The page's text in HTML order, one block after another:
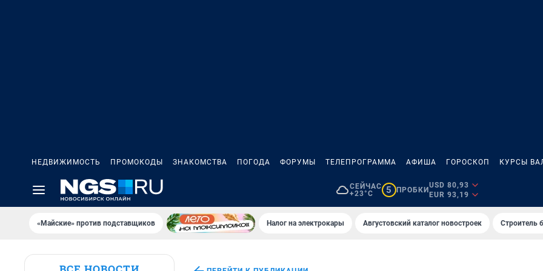
НЕДВИЖИМОСТЬ ПРОМОКОДЫ ЗНАКОМСТВА ПОГОДА ФОРУМЫ ТЕЛЕПРОГРАММА АФИША ГОРОСКОП КУРСЫ
СЕЙЧАС
+23°C
5 ПРОБКИ
USD 80,93
EUR 93,19
«Майские» против подставщиков Налог на электрокары Августовский каталог новостроек Строитель